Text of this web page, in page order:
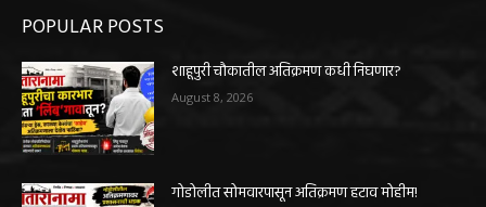
POPULAR POSTS
शाहूपुरी चौकातील अतिक्रमण कधी निघणार?
August 8, 2026
गोडोलीत सोमवारपासून अतिक्रमण हटाव मोहीम!